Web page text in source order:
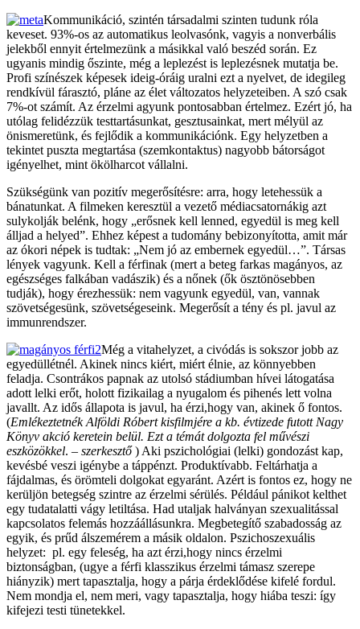
Kommunikáció, szintén társadalmi szinten tudunk róla
keveset. 93%-os az automatikus leolvasónk, vagyis a nonverbális
jelekből ennyit értelmezünk a másikkal való beszéd során. Ez
ugyanis mindig őszinte, még a leplezést is leplezésnek mutatja be.
Profi színészek képesek ideig-óráig uralni ezt a nyelvet, de idegileg
rendkívül fárasztó, pláne az élet változatos helyzeteiben. A szó csak
7%-ot számít. Az érzelmi agyunk pontosabban értelmez. Ezért jó, ha
utólag felidézzük testtartásunkat, gesztusainkat, mert mélyül az
önismeretünk, és fejlődik a kommunikációnk. Egy helyzetben a
tekintet puszta megtartása (szemkontaktus) nagyobb bátorságot
igényelhet, mint ökölharcot vállalni.
Szükségünk van pozitív megerősítésre: arra, hogy letehessük a
bánatunkat. A filmeken keresztül a vezető médiacsatornákig azt
sulykolják belénk, hogy „erősnek kell lenned, egyedül is meg kell
álljad a helyed”. Ehhez képest a tudomány bebizonyította, amit már
az ókori népek is tudtak: „Nem jó az embernek egyedül…”. Társas
lények vagyunk. Kell a férfinak (mert a beteg farkas magányos, az
egészséges falkában vadászik) és a nőnek (ők ösztönösebben
tudják), hogy érezhessük: nem vagyunk egyedül, van, vannak
szövetségesünk, szövetségeseink. Megerősít a tény és pl. javul az
immunrendszer.
Még a vitahelyzet, a civódás is sokszor jobb az
egyedüllétnél. Akinek nincs kiért, miért élnie, az könnyebben
feladja. Csontrákos papnak az utolsó stádiumban hívei látogatása
adott lelki erőt, holott fizikailag a nyugalom és pihenés lett volna
javallt. Az idős állapota is javul, ha érzi,hogy van, akinek ő fontos.
(Emlékeztetnék Alföldi Róbert kisfilmjére a kb. évtizede futott Nagy
Könyv akció keretein belül. Ezt a témát dolgozta fel művészi
eszközökkel. – szerkesztő) Aki pszichológiai (lelki) gondozást kap,
kevésbé veszi igénybe a táppénzt. Produktívabb. Feltárhatja a
fájdalmas, és örömteli dolgokat egyaránt. Azért is fontos ez, hogy ne
kerüljön betegség szintre az érzelmi sérülés. Például pánikot kelthet
egy tudatalatti vágy letiltása. Had utaljak halványan szexualitással
kapcsolatos felemás hozzáállásunkra. Megbetegítő szabadosság az
egyik, és prűd álszemérem a másik oldalon. Pszichoszexuális
helyzet: pl. egy feleség, ha azt érzi,hogy nincs érzelmi
biztonságban, (ugye a férfi klasszikus érzelmi támasz szerepe
hiányzik) mert tapasztalja, hogy a párja érdeklődése kifelé fordul.
Nem mondja el, nem meri, vagy tapasztalja, hogy hiába teszi: így
kifejezi testi tünetekkel.